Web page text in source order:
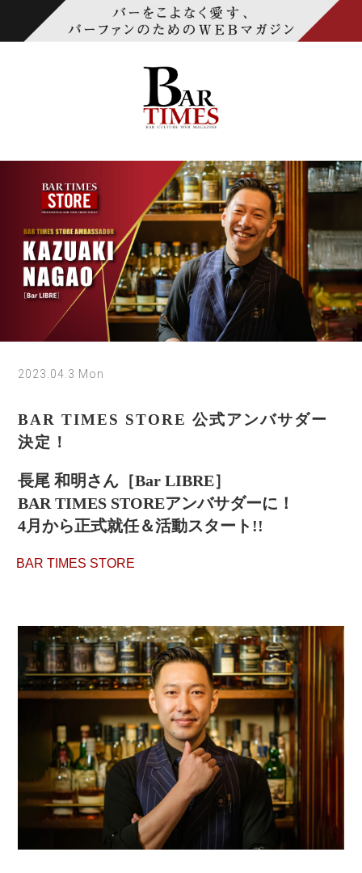
2023.04.3 Mon
BAR TIMES STORE 公式アンバサダー
決定！
長尾 和明さん［Bar LIBRE］
BAR TIMES STOREアンバサダーに！
4月から正式就任＆活動スタート!!
BAR TIMES STORE